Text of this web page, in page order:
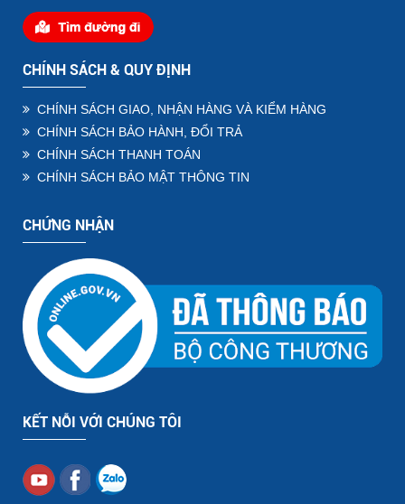
CHÍNH SÁCH & QUY ĐỊNH
CHÍNH SÁCH GIAO, NHẬN HÀNG VÀ KIỂM HÀNG
CHÍNH SÁCH BẢO HÀNH, ĐỔI TRẢ
CHÍNH SÁCH THANH TOÁN
CHÍNH SÁCH BẢO MẬT THÔNG TIN
CHỨNG NHẬN
KẾT NỖI VỚI CHÚNG TÔI